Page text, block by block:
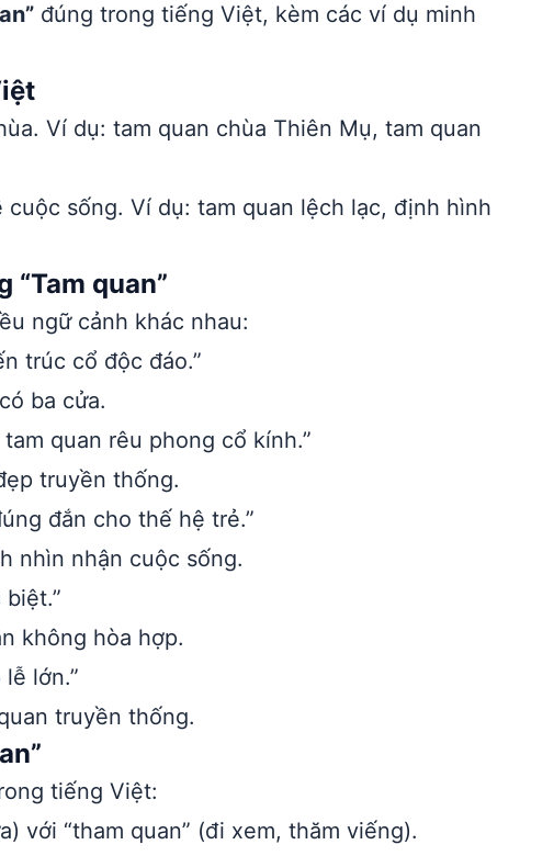
đúng trong tiếng Việt, kèm các ví dụ minh
Ví dụ: tam quan chùa Thiên Mụ, tam quan
sống. Ví dụ: tam quan lệch lạc, định hình
quan”
ngữ cảnh khác nhau:
trúc cổ độc đáo.”
ba cửa.
quan rêu phong cổ kính.”
truyền thống.
đắn cho thế hệ trẻ.”
nhìn nhận cuộc sống.
không hòa hợp.
lớn.”
truyền thống.
tiếng Việt:
với “tham quan” (đi xem, thăm viếng).